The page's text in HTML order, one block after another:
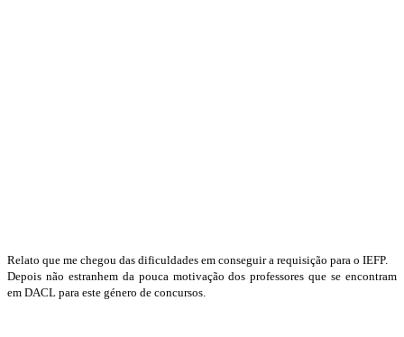
Relato que me chegou das dificuldades em conseguir a requisição para o IEFP.
Depois não estranhem da pouca motivação dos professores que se encontram
em DACL para este género de concursos.